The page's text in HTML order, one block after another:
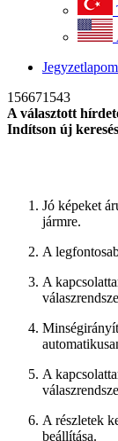
Jegyzetlapom
156671543
A választott
Indítson új
Jó képeket
jármre.
A
A
A
A részletek
beállítása.